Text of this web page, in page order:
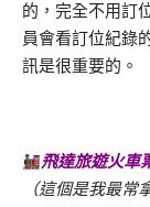
的，完全不用訂
員會看訂位紀錄
訊是很重要的。
飛達旅遊火車
（這個是我最常